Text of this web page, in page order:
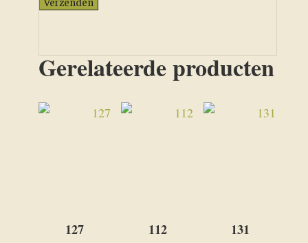
Gerelateerde producten
127 112 131